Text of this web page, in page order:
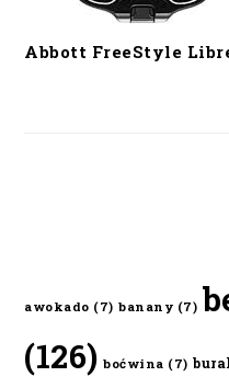
Abbott FreeStyle
awokado (7) banany (7)
(126) boćwina (7)